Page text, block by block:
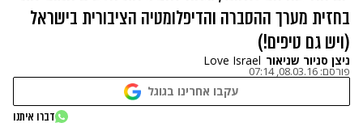
בחזית מערך ההסברה והדיפלומטיה הציבורית בישראל
(ויש גם טיפים!)
ניצן סניור שניאור Love Israel
פורסם: 08.03.16, 07:14
עקבו אחרינו בגוגל
דברו איתנו